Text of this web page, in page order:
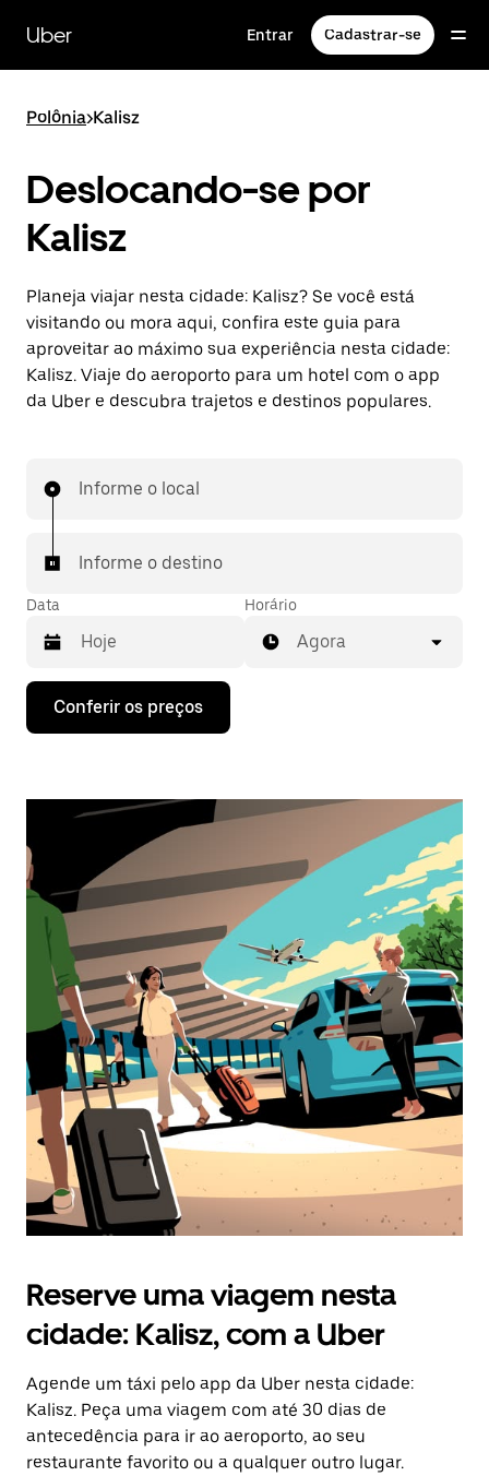
para
conteúdo
Uber Entrar Cadastrar-se
Polônia>Kalisz
Deslocando-se por
Kalisz
Planeja viajar nesta cidade: Kalisz? Se você está
visitando ou mora aqui, confira este guia para
aproveitar ao máximo sua experiência nesta cidade:
Kalisz. Viaje do aeroporto para um hotel com o app
da Uber e descubra trajetos e destinos populares.
Informe o local
Informe o destino
Data
Pressione
seta
interagir
o
calendário
e
selecionar
uma
data.
Pressione
tecla
“ESC”
fechar
o
calendário.
Horário
Agora
Conferir os preços
Reserve uma viagem nesta
cidade: Kalisz, com a Uber
Agende um táxi pelo app da Uber nesta cidade:
Kalisz. Peça uma viagem com até 30 dias de
antecedência para ir ao aeroporto, ao seu
restaurante favorito ou a qualquer outro lugar.